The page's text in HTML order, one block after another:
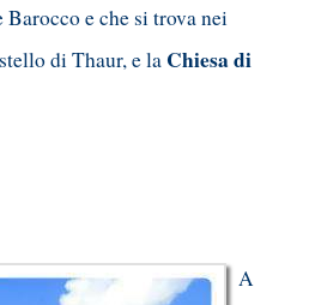
e che si trova nei
di Thaur, e la Chiesa di
A